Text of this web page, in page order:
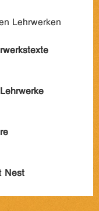
Lehrwerken
Lehrwerke
Nest